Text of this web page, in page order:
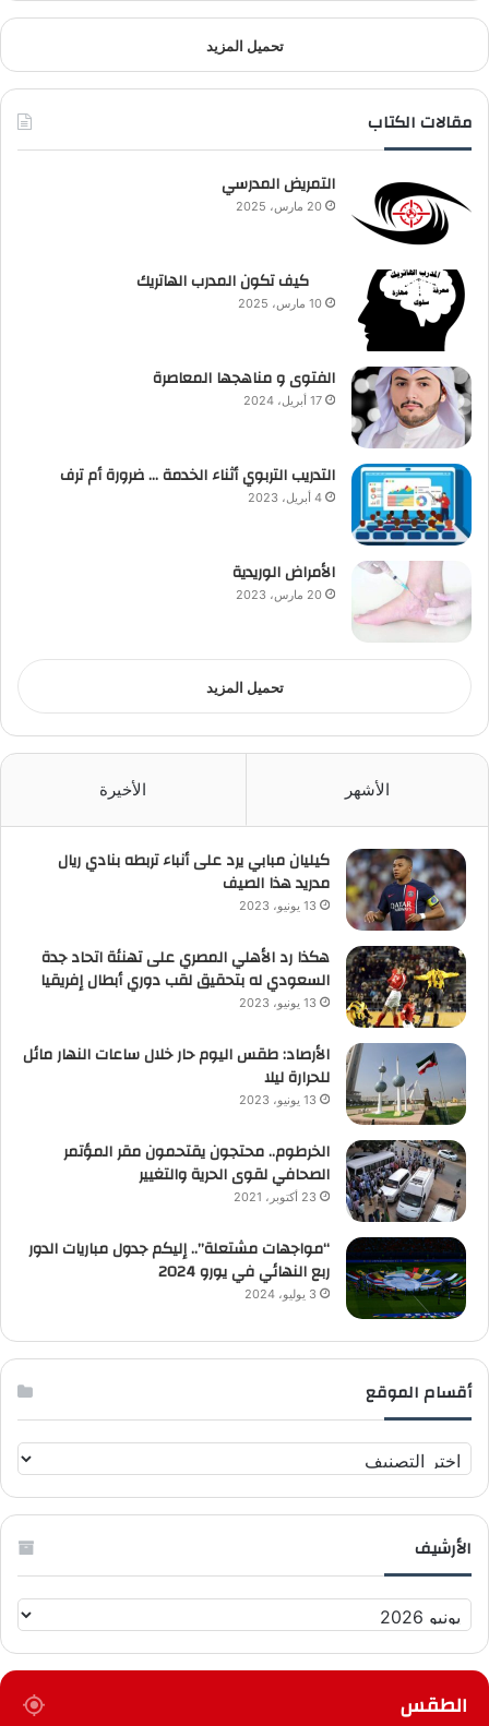
تحميل المزيد
مقالات الكتاب
التمريض المدرسي
20 مارس، 2025
كيف تكون المدرب الهاتريك
10 مارس، 2025
الفتوى و مناهجها المعاصرة
17 أبريل، 2024
التدريب التربوي أثناء الخدمة … ضرورة أم ترف
4 أبريل، 2023
الأمراض الوريدية
20 مارس، 2023
تحميل المزيد
الأشهر الأخيرة
كيليان مبابي يرد على أنباء تربطه بنادي ريال
مدريد هذا الصيف
13 يونيو، 2023
هكذا رد الأهلي المصري على تهنئة اتحاد جدة
السعودي له بتحقيق لقب دوري أبطال إفريقيا
13 يونيو، 2023
الأرصاد: طقس اليوم حار خلال ساعات النهار مائل
للحرارة ليلا
13 يونيو، 2023
الخرطوم.. محتجون يقتحمون مقر المؤتمر
الصحافي لقوى الحرية والتغيير
23 أكتوبر، 2021
“مواجهات مشتعلة”.. إليكم جدول مباريات الدور
ربع النهائي في يورو 2024
3 يوليو، 2024
أقسام الموقع
ق
س
م
و
ق
الأرشيف
ل
أ
ش
الطقس